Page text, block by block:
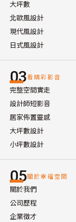
大坪數
北歐風設計
現代風設計
日式風設計
03看精彩影音
完整空間實走
設計師短影音
居家佈置靈感
大坪數設計
小坪數設計
05關於幸福空間
關於我們
公司歷程
企業徵才